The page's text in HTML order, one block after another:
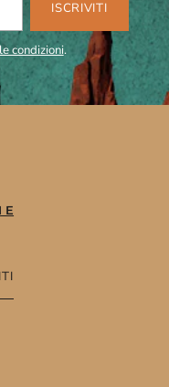
ISCRIVITI
condizioni.
E